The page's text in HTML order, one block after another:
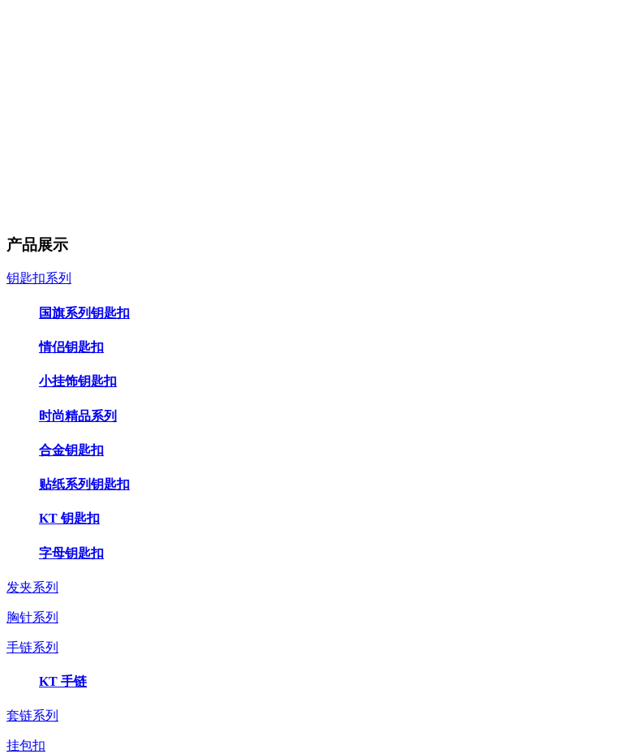
产品展示
钥匙扣系列
国旗系列钥匙扣
情侣钥匙扣
小挂饰钥匙扣
时尚精品系列
合金钥匙扣
贴纸系列钥匙扣
KT 钥匙扣
字母钥匙扣
发夹系列
胸针系列
手链系列
KT 手链
套链系列
挂包扣